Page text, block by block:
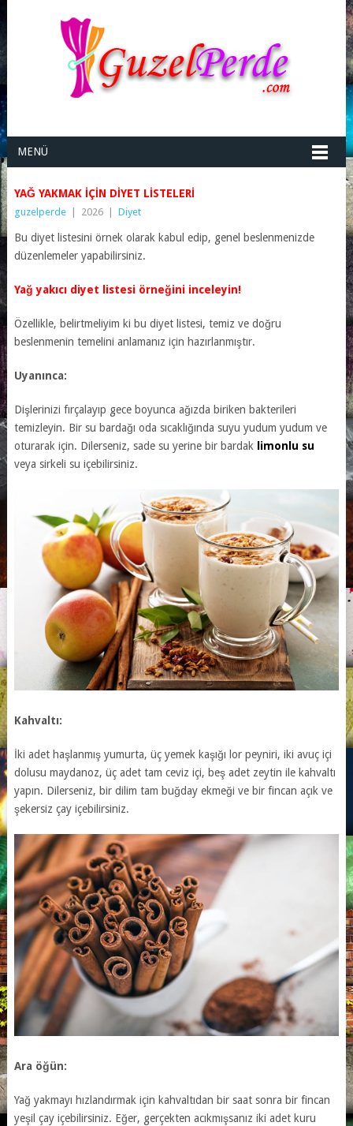
MENÜ
YAĞ YAKMAK IÇIN DIYET LISTELERI
guzelperde 2026 Diyet
Bu diyet listesini örnek olarak kabul edip, genel beslenmenizde
düzenlemeler yapabilirsiniz.
Yağ yakıcı diyet listesi örneğini inceleyin!
Özellikle, belirtmeliyim ki bu diyet listesi, temiz ve doğru
beslenmenin temelini anlamanız için hazırlanmıştır.
Uyanınca:
Dişlerinizi fırçalayıp gece boyunca ağızda biriken bakterileri
temizleyin. Bir su bardağı oda sıcaklığında suyu yudum yudum ve
oturarak için. Dilerseniz, sade su yerine bir bardak
limonlu su
veya sirkeli su içebilirsiniz.
Kahvaltı:
İki adet haşlanmış yumurta, üç yemek kaşığı lor peyniri, iki avuç içi
dolusu maydanoz, üç adet tam ceviz içi, beş adet zeytin ile kahvaltı
yapın. Dilerseniz, bir dilim tam buğday ekmeği ve bir fincan açık ve
şekersiz çay içebilirsiniz.
Ara öğün:
Yağ yakmayı hızlandırmak için kahvaltıdan bir saat sonra bir fincan
yeşil çay içebilirsiniz. Eğer, gerçekten acıkmışsanız iki adet kuru